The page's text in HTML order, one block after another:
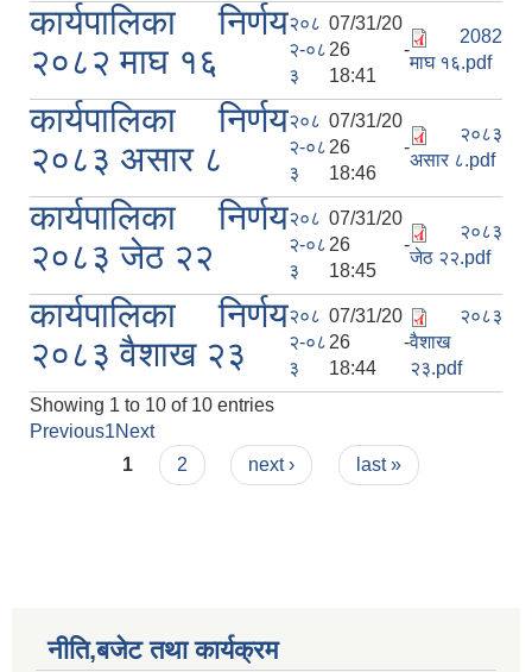
कार्यपालिका निर्णय
२०८२ माघ १६
२०८
२-०८
३
07/31/20
26 -
18:41
2082
माघ १६.pdf
कार्यपालिका निर्णय
२०८३ असार ८
२०८
२-०८
३
07/31/20
26 -
18:46
२०८३
असार ८.pdf
कार्यपालिका निर्णय
२०८३ जेठ २२
२०८
२-०८
३
07/31/20
26 -
18:45
२०८३
जेठ २२.pdf
कार्यपालिका निर्णय
२०८३ वैशाख २३
२०८
२-०८
३
07/31/20
26 -
18:44
२०८३
वैशाख
२३.pdf
Showing 1 to 10 of 10 entries
Previous1Next
Pages
1 2 next › last »
नीति,बजेट तथा कार्यक्रम